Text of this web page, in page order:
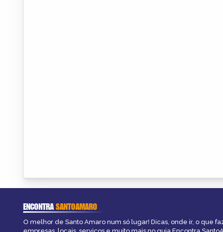
ENCONTRASANTOAMARO
O melhor de Santo Amaro num só lugar! Dicas, onde ir, o que